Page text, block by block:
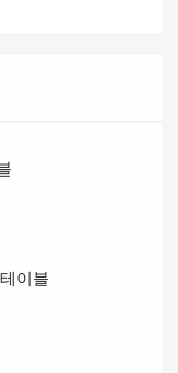
이블